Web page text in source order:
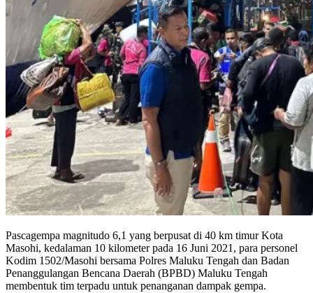
Pascagempa magnitudo 6,1 yang berpusat di 40 km timur Kota
Masohi, kedalaman 10 kilometer pada 16 Juni 2021, para personel
Kodim 1502/Masohi bersama Polres Maluku Tengah dan Badan
Penanggulangan Bencana Daerah (BPBD) Maluku Tengah
membentuk tim terpadu untuk penanganan dampak gempa.